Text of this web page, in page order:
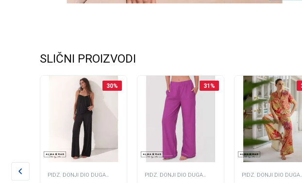
SLIČNI PROIZVODI
30%
PIDZ. DONJI DIO DUGA
31 %
PIDZ. DONJI DIO DUGA
PIDZ. DONJI DIO DUGA